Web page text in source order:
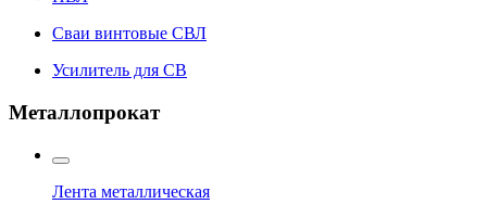
Сваи винтовые СВЛ
Усилитель для СВ
Металлопрокат
Лента металлическая